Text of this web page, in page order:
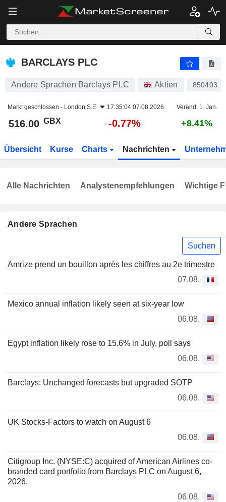
BARCLAYS PLC
BARCLAYS PLC
Andere Sprachen Barclays PLC Aktien 850403
Markt geschlossen - London S.E. 17:35:04 07.08.2026 Veränd. 1. Jan.
516.00 GBX -0.77% +8.41%
Übersicht Kurse Charts Nachrichten
Andere Sprachen
Suchen
Amrize prend un bouillon après les chiffres au 2e trimestre
07.08.
Mexico annual inflation likely seen at six-year low
06.08.
Egypt inflation likely rose to 15.6% in July, poll says
06.08.
Barclays: Unchanged forecasts but upgraded SOTP
06.08.
UK Stocks-Factors to watch on August 6
06.08.
Citigroup Inc. (NYSE:C) acquired of American Airlines co-
branded card portfolio from Barclays PLC on August 6,
2026.
06.08.
Alle Nachrichten Analystenempfehlungen Wichtige